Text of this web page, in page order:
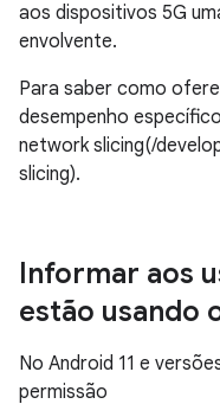
aos dispositivos 5G
envolvente.
Para saber como
desempenho
network slicing(/
slicing).
Informar aos
estão usando
No Android 11 e
permissão